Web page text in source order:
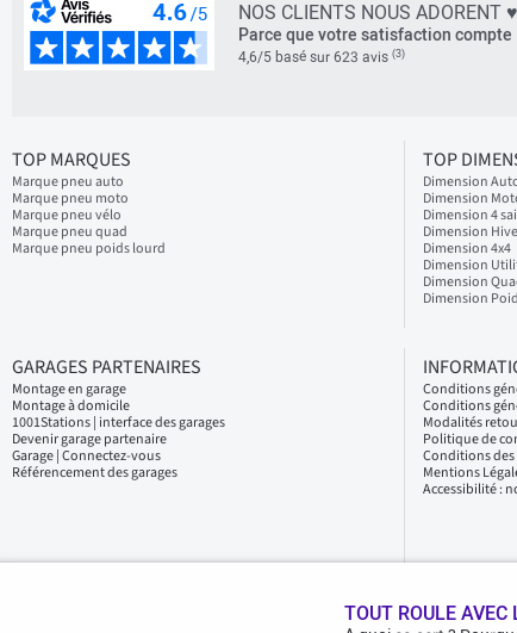
NOS CLIENTS NOUS ADORENT ♥
Parce que votre satisfaction compte
4,6/5 basé sur 623 avis (3)
TOP MARQUES
Marque pneu auto
Marque pneu moto
Marque pneu vélo
Marque pneu quad
Marque pneu poids lourd
TOP
Dimension
Dimension
Dimension 4
Dimension
Dimension 4x4
Dimension
Dimension
Dimension
GARAGES PARTENAIRES
Montage en garage
Montage à domicile
1001Stations | interface des garages
Devenir garage partenaire
Garage | Connectez-vous
Référencement des garages
Conditions
Conditions
Modalités
Politique de
Conditions
Mentions
Accessibilité :
TOUT ROULE AVEC